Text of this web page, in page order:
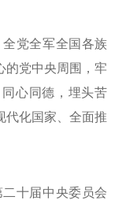
党全军全国各族
的党中央周围，牢
心同德，埋头苦
代化国家、全面推
十届中央委员会